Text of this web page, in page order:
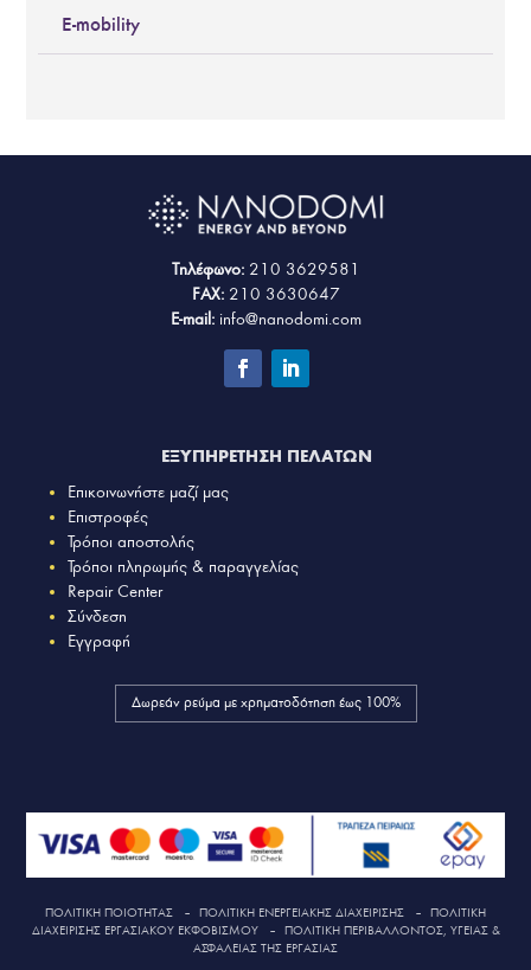
E-mobility
Τηλέφωνο: 210 3629581
FAX: 210 3630647
E-mail: info@nanodomi.com
ΕΞΥΠΗΡΕΤΗΣΗ ΠΕΛΑΤΩΝ
Επικοινωνήστε μαζί μας
Επιστροφές
Τρόποι αποστολής
Τρόποι πληρωμής & παραγγελίας
Repair Center
Σύνδεση
Εγγραφή
Δωρεάν ρεύμα με χρηματοδότηση έως 100%
ΠΟΛΙΤΙΚΗ ΠΟΙΟΤΗΤΑΣ – ΠΟΛΙΤΙΚΗ ΕΝΕΡΓΕΙΑΚΗΣ ΔΙΑΧΕΙΡΙΣΗΣ – ΠΟΛΙΤΙΚΗ
ΔΙΑΧΕΙΡΙΣΗΣ ΕΡΓΑΣΙΑΚΟΥ ΕΚΦΟΒΙΣΜΟΥ– ΠΟΛΙΤΙΚΗ ΠΕΡΙΒΑΛΛΟΝΤΟΣ, ΥΓΕΙΑΣ &
ΑΣΦΑΛΕΙΑΣ ΤΗΣ ΕΡΓΑΣΙΑΣ